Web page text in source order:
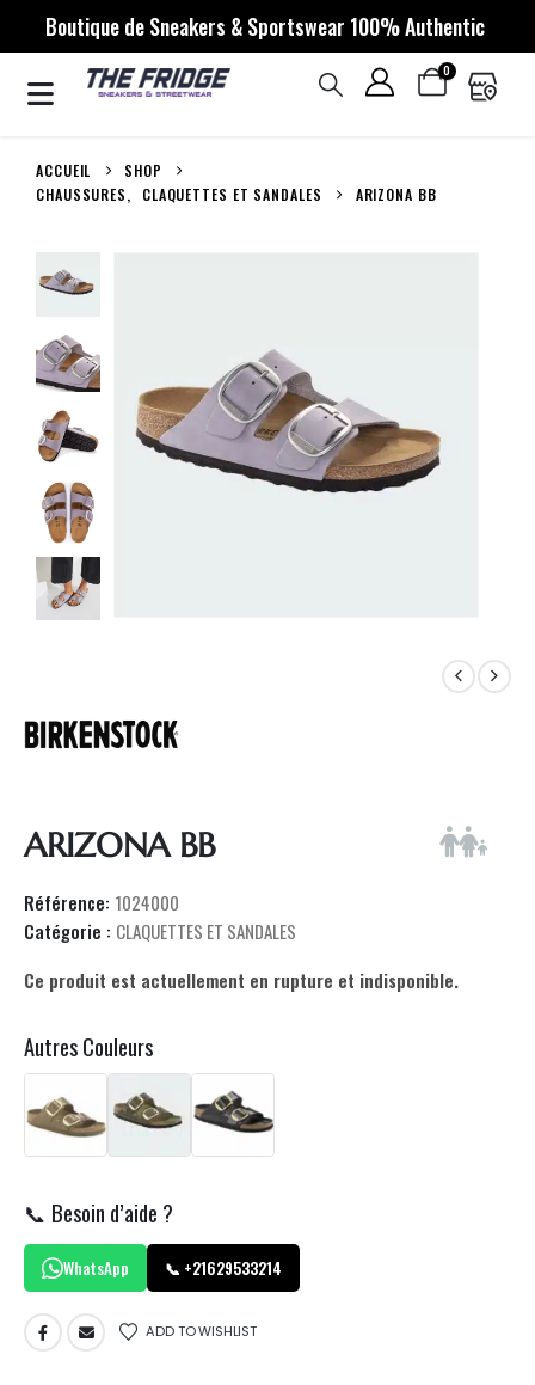
Boutique de Sneakers & Sportswear 100% Authentic
0
ACCUEIL
SHOP
CHAUSSURES, CLAQUETTES ET SANDALES ARIZONA BB
ARIZONA BB
Référence: 1024000
Catégorie : CLAQUETTES ET SANDALES
Ce produit est actuellement en rupture et indisponible.
Autres Couleurs
📞 Besoin d’aide ?
WhatsApp 📞 +21629533214
ADD TO WISHLIST